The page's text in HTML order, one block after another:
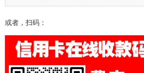
或者，扫码：